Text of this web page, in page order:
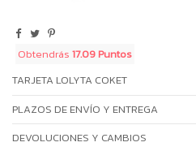
Obtendrás 17.09 Puntos
TARJETA LOLYTA COKET
PLAZOS DE ENVÍO Y ENTREGA
DEVOLUCIONES Y CAMBIOS